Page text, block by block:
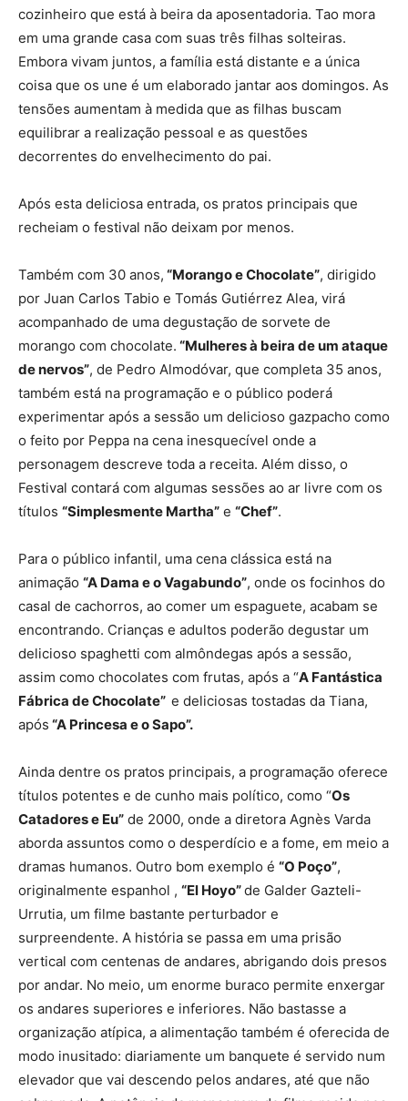
cozinheiro que está à beira da aposentadoria. Tao mora
em uma grande casa com suas três filhas solteiras.
Embora vivam juntos, a família está distante e a única
coisa que os une é um elaborado jantar aos domingos. As
tensões aumentam à medida que as filhas buscam
equilibrar a realização pessoal e as questões
decorrentes do envelhecimento do pai.
Após esta deliciosa entrada, os pratos principais que
recheiam o festival não deixam por menos.
Também com 30 anos, “Morango e Chocolate”, dirigido
por Juan Carlos Tabio e Tomás Gutiérrez Alea, virá
acompanhado de uma degustação de sorvete de
morango com chocolate. “Mulheres à beira de um ataque
de nervos”, de Pedro Almodóvar, que completa 35 anos,
também está na programação e o público poderá
experimentar após a sessão um delicioso gazpacho como
o feito por Peppa na cena inesquecível onde a
personagem descreve toda a receita. Além disso, o
Festival contará com algumas sessões ao ar livre com os
títulos “Simplesmente Martha” e “Chef”.
Para o público infantil, uma cena clássica está na
animação “A Dama e o Vagabundo”, onde os focinhos do
casal de cachorros, ao comer um espaguete, acabam se
encontrando. Crianças e adultos poderão degustar um
delicioso spaghetti com almôndegas após a sessão,
assim como chocolates com frutas, após a “A Fantástica
Fábrica de Chocolate” e deliciosas tostadas da Tiana,
após “A Princesa e o Sapo”.
Ainda dentre os pratos principais, a programação oferece
títulos potentes e de cunho mais político, como “Os
Catadores e Eu” de 2000, onde a diretora Agnès Varda
aborda assuntos como o desperdício e a fome, em meio a
dramas humanos. Outro bom exemplo é “O Poço”,
originalmente espanhol , “El Hoyo”de Galder Gazteli-
Urrutia, um filme bastante perturbador e
surpreendente. A história se passa em uma prisão
vertical com centenas de andares, abrigando dois presos
por andar. No meio, um enorme buraco permite enxergar
os andares superiores e inferiores. Não bastasse a
organização atípica, a alimentação também é oferecida de
modo inusitado: diariamente um banquete é servido num
elevador que vai descendo pelos andares, até que não